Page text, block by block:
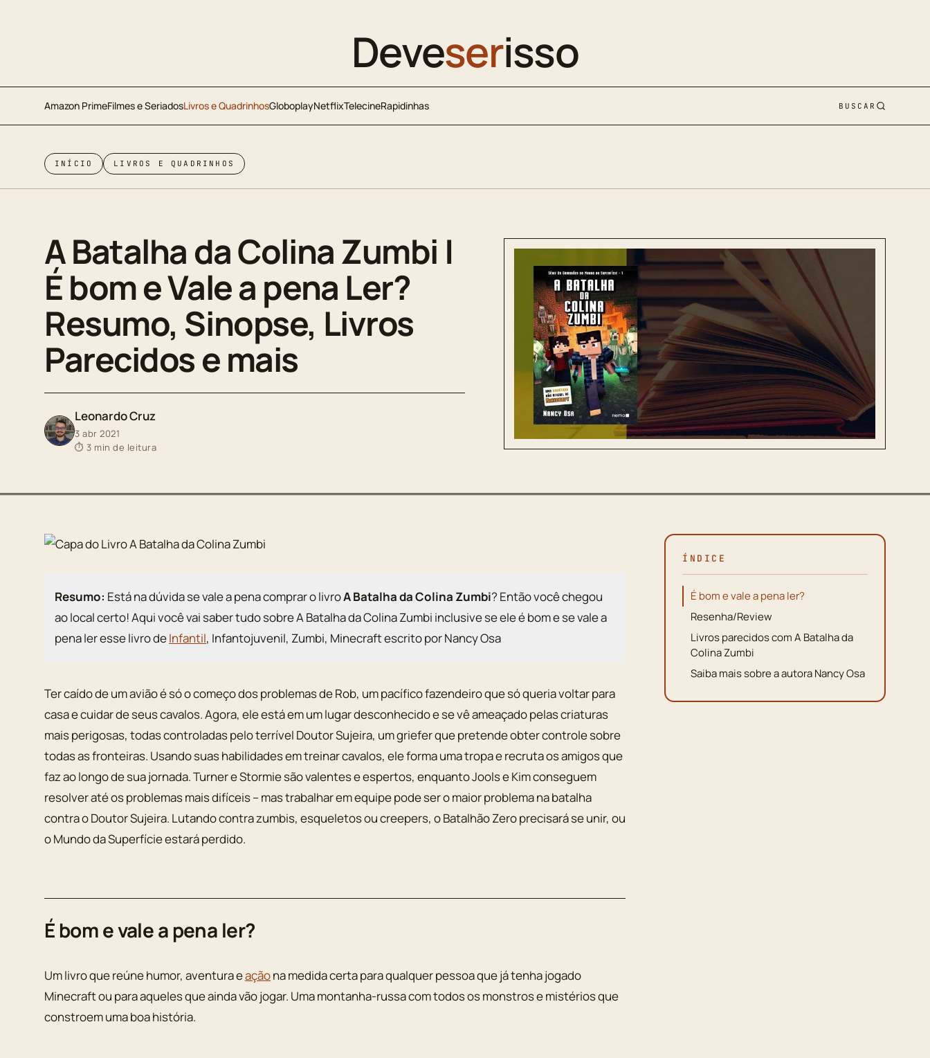
Deveserisso
Amazon PrimeFilmes e SeriadosLivros e QuadrinhosGloboplayNetflixTelecineRapidinhas BUSCAR
INÍCIO LIVROS E QUADRINHOS
A Batalha da Colina Zumbi |
É bom e Vale a pena Ler?
Resumo, Sinopse, Livros
Parecidos e mais
Leonardo Cruz
3 abr 2021
⏱ 3 min de leitura
ÍNDICE
É bom e vale a pena ler?
Resenha/Review
Livros parecidos com A Batalha da
Colina Zumbi
Saiba mais sobre a autora Nancy Osa
Resumo: Está na dúvida se vale a pena comprar o livroA Batalha da Colina Zumbi? Então você chegou
ao local certo! Aqui você vai saber tudo sobre A Batalha da Colina Zumbi inclusive se ele é bom e se vale a
pena ler esse livro deInfantil, Infantojuvenil, Zumbi, Minecraft escrito por Nancy Osa
Ter caído de um avião é só o começo dos problemas de Rob, um pacífico fazendeiro que só queria voltar para
casa e cuidar de seus cavalos. Agora, ele está em um lugar desconhecido e se vê ameaçado pelas criaturas
mais perigosas, todas controladas pelo terrível Doutor Sujeira, um griefer que pretende obter controle sobre
todas as fronteiras. Usando suas habilidades em treinar cavalos, ele forma uma tropa e recruta os amigos que
faz ao longo de sua jornada. Turner e Stormie são valentes e espertos, enquanto Jools e Kim conseguem
resolver até os problemas mais difíceis – mas trabalhar em equipe pode ser o maior problema na batalha
contra o Doutor Sujeira. Lutando contra zumbis, esqueletos ou creepers, o Batalhão Zero precisará se unir, ou
o Mundo da Superfície estará perdido.
É bom e vale a pena ler?
Um livro que reúne humor, aventura eaçãona medida certa para qualquer pessoa que já tenha jogado
Minecraft ou para aqueles que ainda vão jogar. Uma montanha-russa com todos os monstros e mistérios que
constroem uma boa história.